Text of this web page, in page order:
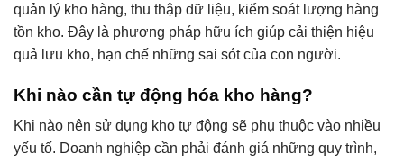
quản lý kho hàng, thu thập dữ liệu, kiểm soát lượng hàng
tồn kho. Đây là phương pháp hữu ích giúp cải thiện hiệu
quả lưu kho, hạn chế những sai sót của con người.
Khi nào cần tự động hóa kho hàng?
Khi nào nên sử dụng kho tự động sẽ phụ thuộc vào nhiều
yếu tố. Doanh nghiệp cần phải đánh giá những quy trình,